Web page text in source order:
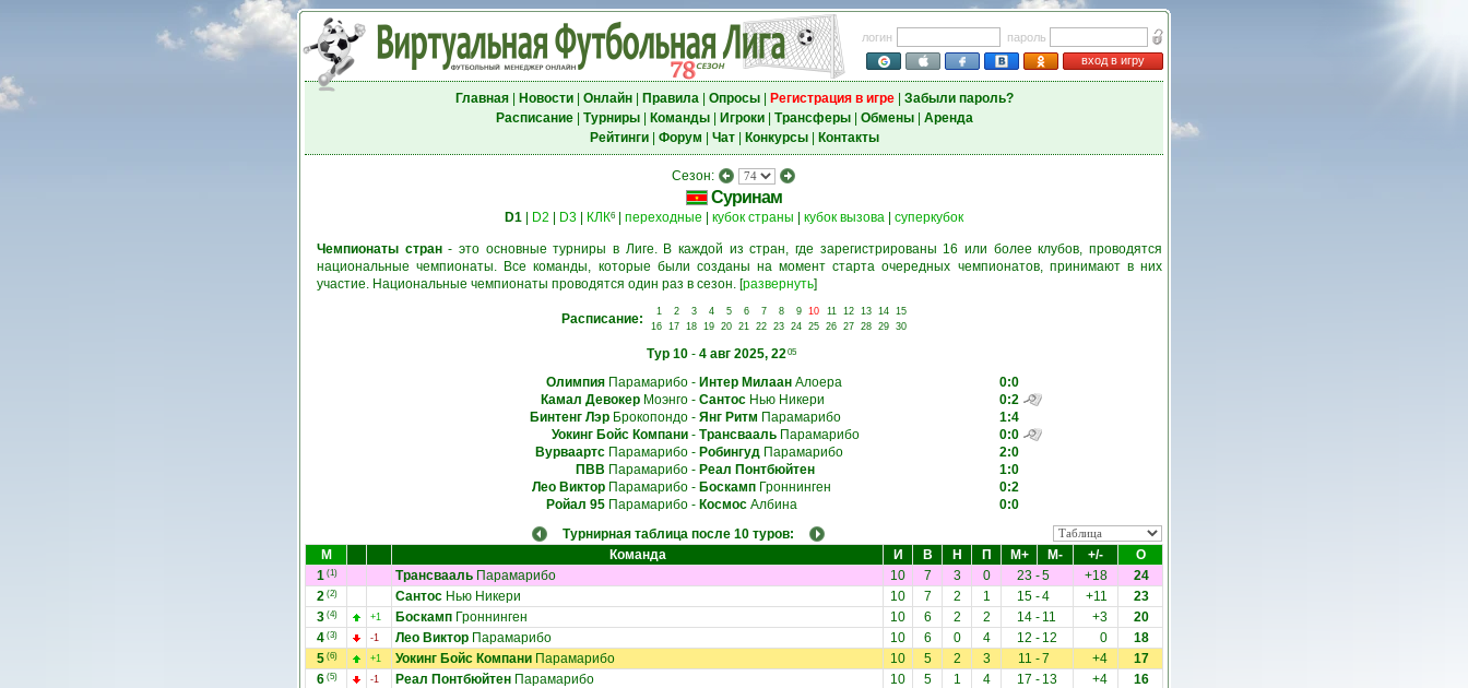
логин
пароль
вход в игру
Главная| Новости| Онлайн| Правила| Опросы| Регистрация в игре| Забыли пароль?
Расписание| Турниры| Команды| Игроки| Трансферы| Обмены| Аренда
Рейтинги| Форум Чат| Конкурсы| Контакты
Сезон:
Суринам
D1 D2 D3 КЛК6 переходные кубок страны кубок вызова суперкубок
Чемпионаты стран- это основные турниры в Лиге. В каждой из стран, где зарегистрированы 16 или более клубов, проводятся
национальные чемпионаты. Все команды, которые были созданы на момент старта очередных чемпионатов, принимают в них
участие. Национальные чемпионаты проводятся один раз в сезон. [развернуть]
Расписание: 1 2 3 4 5 6 7 8 9 10 11 12 13 14
15
16
17 18 19 20 21 22 23 24 25 26 27 28 29 30
Тур 10- 4 авг 2025, 2205
ОлимпияПарамарибо- Интер МилаанАлоера
0:0
Камал ДевокерМоэнго- СантосНью Никери
0:2
Бинтенг ЛэрБрокопондо- Янг Ритм Парамарибо
1:4
Уокинг Бойс Компани- ТрансваальПарамарибо
0:0
ВурваартсПарамарибо- РобингудПарамарибо
2:0
ПВВ Парамарибо- Реал Понтбюйтен
1:0
Лео ВикторПарамарибо- БоскампГроннинген
0:2
Ройал 95Парамарибо- КосмосАлбина
0:0
Турнирная таблица после 10 туров:
М
Команда И В Н П М+ М- +/-
О
1 (1) Трансвааль Парамарибо 10 7 3 0 23 -5 +18
24
2 (2) Сантос Нью Никери 10 7 2 1 15 -4 +11
23
3 (4) +1 Боскамп Гроннинген 10 6 2 2 14 - 11 +3
20
4 (3) -1 Лео Виктор Парамарибо 10 6 0 4 12 - 12 0
18
5 (6) +1 Уокинг Бойс Компани Парамарибо 10 5 2 3 11 -7 +4
17
6 (5) -1 Реал Понтбюйтен Парамарибо 10 5 1 4 17 - 13 +4
16